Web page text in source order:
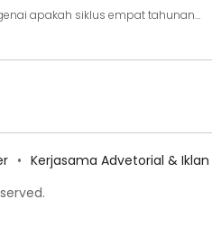
apakah siklus empat tahunan…
Kerjasama Advetorial & Iklan